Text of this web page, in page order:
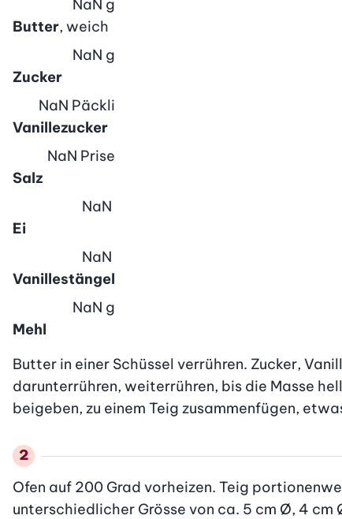
Butter, weich
NaN g
Zucker
NaN g
Vanillezucker
NaN Päckli
Salz
NaN Prise
Ei
NaN
Vanillestängel
NaN
Mehl
NaN g
Butter in einer Schüssel verrühren. Zucker,
darunterrühren, weiterrühren, bis die Masse
beigeben, zu einem Teig zusammenfügen,
Ofen auf 200 Grad vorheizen. Teig
unterschiedlicher Grösse von ca. 5 cm Ø, 4